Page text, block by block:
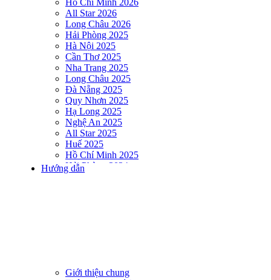
Hồ Chí Minh 2026
All Star 2026
Long Châu 2026
Hải Phòng 2025
Hà Nội 2025
Cần Thơ 2025
Nha Trang 2025
Long Châu 2025
Đà Nẵng 2025
Quy Nhơn 2025
Hạ Long 2025
Nghệ An 2025
All Star 2025
Huế 2025
Hồ Chí Minh 2025
Hải Phòng 2024
DNSE AQUAMAN VIETNAM 2024
DNSE AQUAMAN VIETNAM 2023
Hướng dẫn
Giới thiệu chung